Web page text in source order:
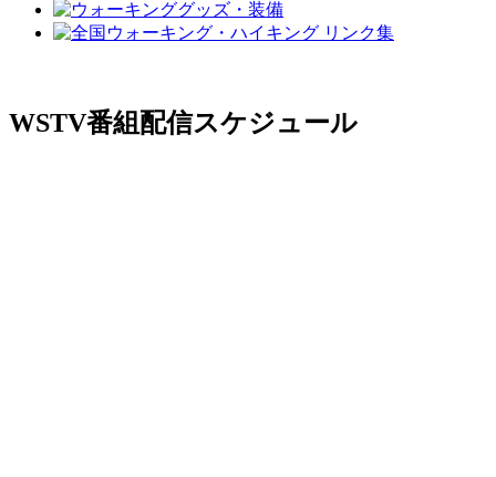
WSTV番組配信スケジュール